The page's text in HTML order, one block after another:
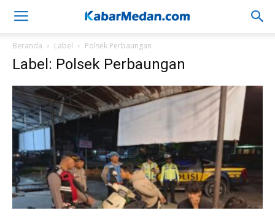
Beranda Label Polsek Perbaungan
Label: Polsek Perbaungan